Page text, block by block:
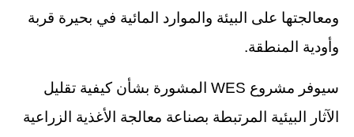
ومعالجتها على البيئة والموارد المائية في بحيرة قربة
وأودية المنطقة.
سيوفر مشروع WES المشورة بشأن كيفية تقليل
الآثار البيئية المرتبطة بصناعة معالجة الأغذية الزراعية